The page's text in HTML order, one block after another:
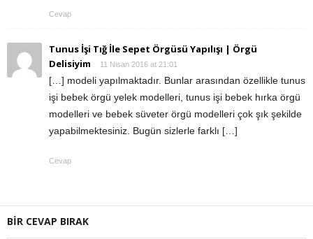
Cevap
Tunus İşi Tığ İle Sepet Örgüsü Yapılışı | Örgü
Delisiyim
11 Nisan 2016 at 21:01
[…] modeli yapılmaktadır. Bunlar arasından özellikle tunus
işi bebek örgü yelek modelleri, tunus işi bebek hırka örgü
modelleri ve bebek süveter örgü modelleri çok şık şekilde
yapabilmektesiniz. Bugün sizlerle farklı […]
Cevap
BİR CEVAP BIRAK